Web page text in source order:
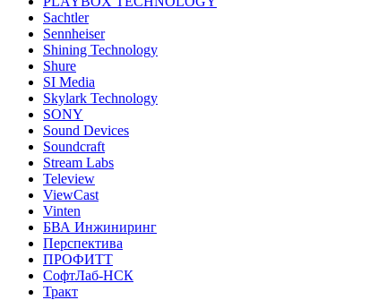
Sachtler
Sennheiser
Shining Technology
Shure
SI Media
Skylark Technology
SONY
Sound Devices
Soundcraft
Stream Labs
Teleview
ViewCast
Vinten
БВА Инжиниринг
Перспектива
ПРОФИТТ
СофтЛаб-НСК
Тракт